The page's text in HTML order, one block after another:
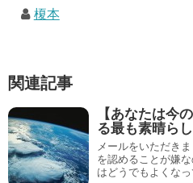
榎本
関連記事
【あなたは今
る最も素晴ら
メールをいただき
を認めることが嫌
はどうでもよくな